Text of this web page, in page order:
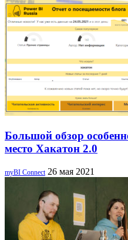
Большой обзор
место Хакатон 2.0
myBI Connect 26 мая 2021